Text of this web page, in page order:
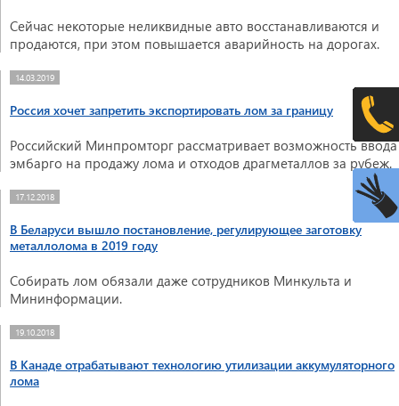
Сейчас некоторые неликвидные авто восстанавливаются и
продаются, при этом повышается аварийность на дорогах.
14.03.2019
Россия хочет запретить экспортировать лом за границу
Российский Минпромторг рассматривает возможность ввода
эмбарго на продажу лома и отходов драгметаллов за рубеж.
17.12.2018
В Беларуси вышло постановление, регулирующее заготовку
металлолома в 2019 году
Собирать лом обязали даже сотрудников Минкульта и
Мининформации.
19.10.2018
В Канаде отрабатывают технологию утилизации аккумуляторного
лома